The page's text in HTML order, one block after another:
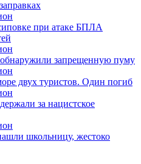
при атаке БПЛА
запрещенную пуму
двух туристов. Один погиб
за нацистское
школьницу, жестоко